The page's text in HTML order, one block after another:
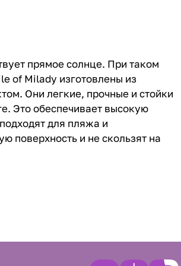
прямое солнце. При таком
of Milady изготовлены из
Они легкие, прочные и стойки
Это обеспечивает высокую
для пляжа и
поверхность и не скользят на